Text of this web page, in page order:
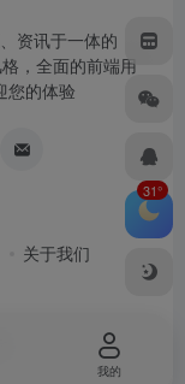
资讯于一体的
，全面的前端用
您的体验
关于我们
31°
我的